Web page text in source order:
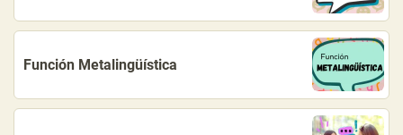
Función Metalingüística